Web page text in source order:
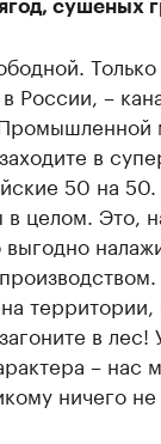
сушеных
России, –
в
50 на
целом. Это,
в
–
ничего